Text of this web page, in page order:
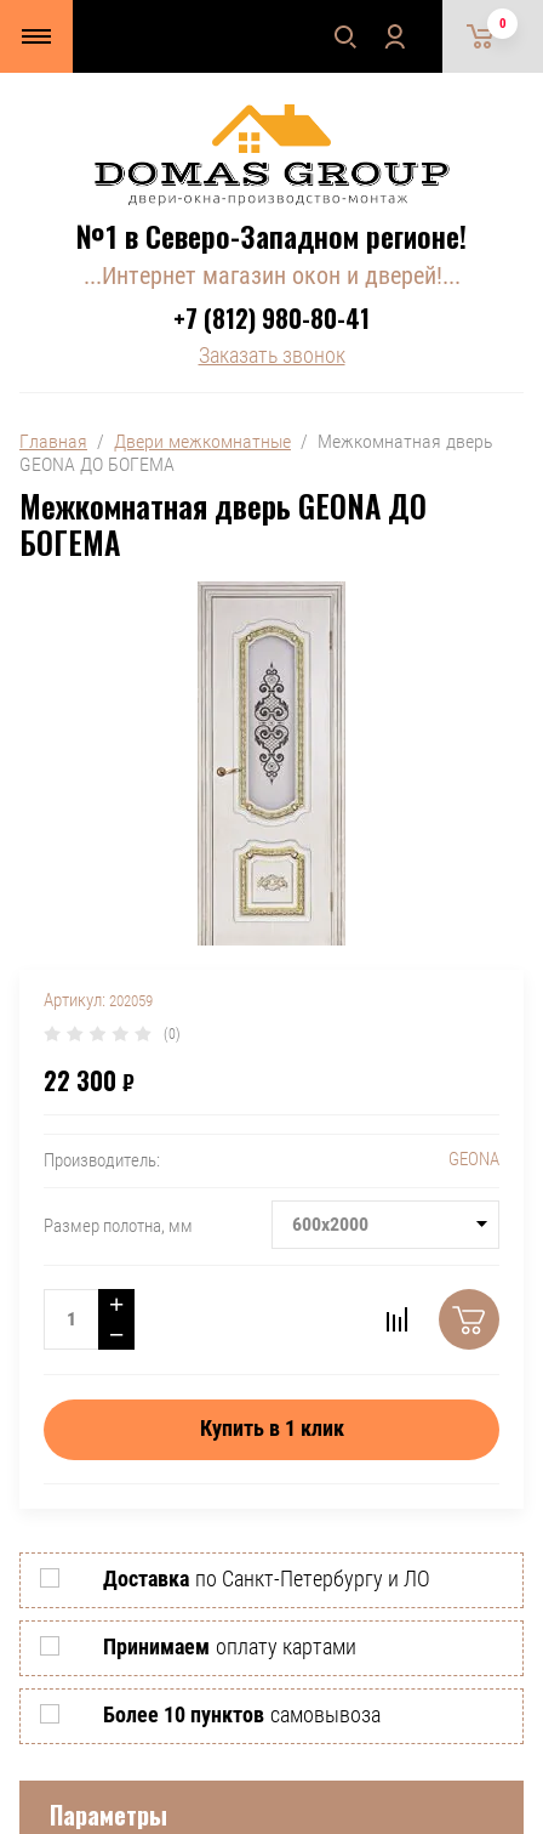
0
№1 в Северо-Западном регионе!
...Интернет магазин окон и дверей!...
+7 (812) 980-80-41
Заказать звонок
Главная
  /
Двери межкомнатные
  /  Межкомнатная дверь
GEONA ДО БОГЕМА
Межкомнатная дверь GEONA ДО
БОГЕМА
Артикул: 202059
(0)
22 300 ₽
Производитель: GEONA
Размер полотна, мм 600x2000
+
−
Купить в 1 клик
Доставка по Санкт-Петербургу и ЛО
Принимаем оплату картами
Более 10 пунктов самовывоза
Параметры